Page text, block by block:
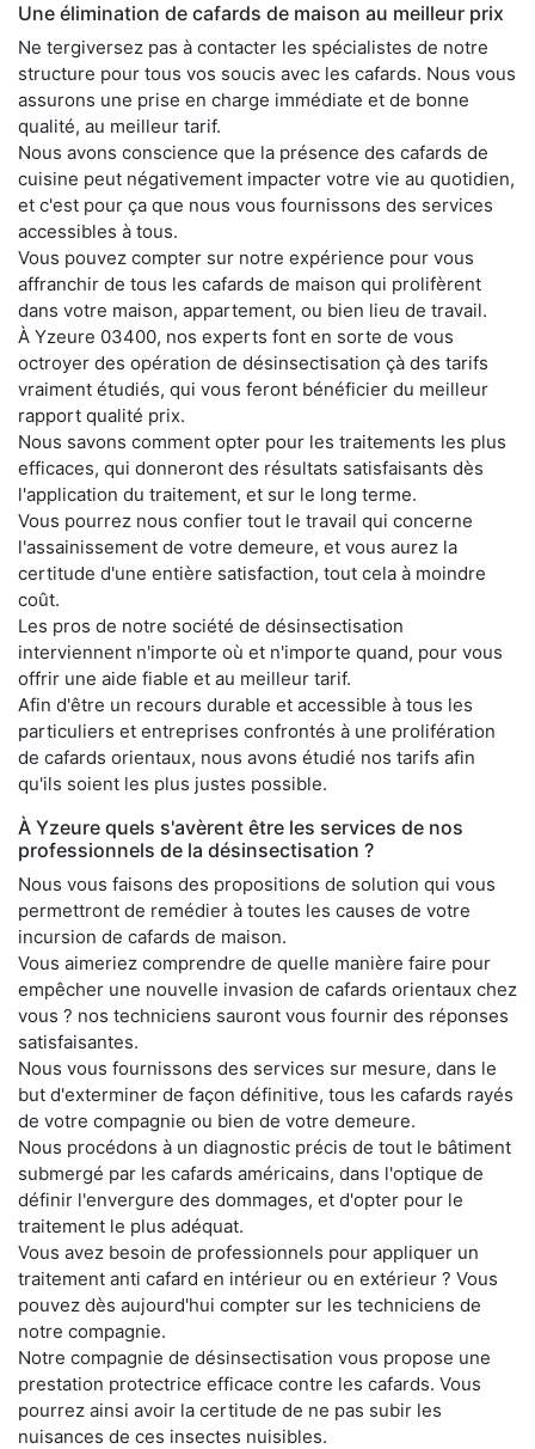
Une élimination de cafards de maison au meilleur prix
Ne tergiversez pas à contacter les spécialistes de notre
structure pour tous vos soucis avec les cafards. Nous vous
assurons une prise en charge immédiate et de bonne
qualité, au meilleur tarif.
Nous avons conscience que la présence des cafards de
cuisine peut négativement impacter votre vie au quotidien,
et c'est pour ça que nous vous fournissons des services
accessibles à tous.
Vous pouvez compter sur notre expérience pour vous
affranchir de tous les cafards de maison qui prolifèrent
dans votre maison, appartement, ou bien lieu de travail.
À Yzeure 03400, nos experts font en sorte de vous
octroyer des opération de désinsectisation çà des tarifs
vraiment étudiés, qui vous feront bénéficier du meilleur
rapport qualité prix.
Nous savons comment opter pour les traitements les plus
efficaces, qui donneront des résultats satisfaisants dès
l'application du traitement, et sur le long terme.
Vous pourrez nous confier tout le travail qui concerne
l'assainissement de votre demeure, et vous aurez la
certitude d'une entière satisfaction, tout cela à moindre
coût.
Les pros de notre société de désinsectisation
interviennent n'importe où et n'importe quand, pour vous
offrir une aide fiable et au meilleur tarif.
Afin d'être un recours durable et accessible à tous les
particuliers et entreprises confrontés à une prolifération
de cafards orientaux, nous avons étudié nos tarifs afin
qu'ils soient les plus justes possible.
À Yzeure quels s'avèrent être les services de nos
professionnels de la désinsectisation ?
Nous vous faisons des propositions de solution qui vous
permettront de remédier à toutes les causes de votre
incursion de cafards de maison.
Vous aimeriez comprendre de quelle manière faire pour
empêcher une nouvelle invasion de cafards orientaux chez
vous ? nos techniciens sauront vous fournir des réponses
satisfaisantes.
Nous vous fournissons des services sur mesure, dans le
but d'exterminer de façon définitive, tous les cafards rayés
de votre compagnie ou bien de votre demeure.
Nous procédons à un diagnostic précis de tout le bâtiment
submergé par les cafards américains, dans l'optique de
définir l'envergure des dommages, et d'opter pour le
traitement le plus adéquat.
Vous avez besoin de professionnels pour appliquer un
traitement anti cafard en intérieur ou en extérieur ? Vous
pouvez dès aujourd'hui compter sur les techniciens de
notre compagnie.
Notre compagnie de désinsectisation vous propose une
prestation protectrice efficace contre les cafards. Vous
pourrez ainsi avoir la certitude de ne pas subir les
nuisances de ces insectes nuisibles.